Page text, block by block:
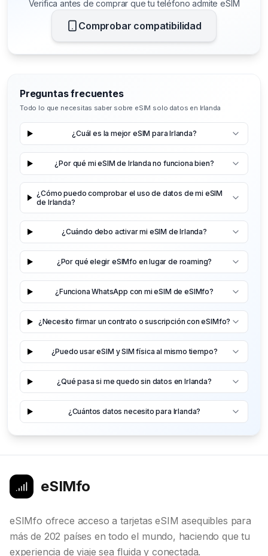
Verifica antes de comprar que tu teléfono admite eSIM
Comprobar compatibilidad
Preguntas frecuentes
Todo lo que necesitas saber sobre eSIM solo datos en Irlanda
¿Cuál es la mejor eSIM para Irlanda?
¿Por qué mi eSIM de Irlanda no funciona bien?
¿Cómo puedo comprobar el uso de datos de mi eSIM
de Irlanda?
¿Cuándo debo activar mi eSIM de Irlanda?
¿Por qué elegir eSIMfo en lugar de roaming?
¿Funciona WhatsApp con mi eSIM de eSIMfo?
¿Necesito firmar un contrato o suscripción con eSIMfo?
¿Puedo usar eSIM y SIM física al mismo tiempo?
¿Qué pasa si me quedo sin datos en Irlanda?
¿Cuántos datos necesito para Irlanda?
eSIMfo
eSIMfo ofrece acceso a tarjetas eSIM asequibles para
más de 202 países en todo el mundo, haciendo que tu
experiencia de viaje sea fluida y conectada.